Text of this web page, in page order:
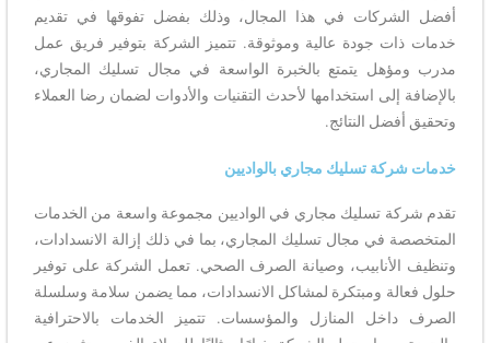
أفضل الشركات في هذا المجال، وذلك بفضل تفوقها في تقديم
خدمات ذات جودة عالية وموثوقة. تتميز الشركة بتوفير فريق عمل
مدرب ومؤهل يتمتع بالخبرة الواسعة في مجال تسليك المجاري،
بالإضافة إلى استخدامها لأحدث التقنيات والأدوات لضمان رضا العملاء
وتحقيق أفضل النتائج.
خدمات شركة تسليك مجاري بالواديين
تقدم شركة تسليك مجاري في الواديين مجموعة واسعة من الخدمات
المتخصصة في مجال تسليك المجاري، بما في ذلك إزالة الانسدادات،
وتنظيف الأنابيب، وصيانة الصرف الصحي. تعمل الشركة على توفير
حلول فعالة ومبتكرة لمشاكل الانسدادات، مما يضمن سلامة وسلسلة
الصرف داخل المنازل والمؤسسات. تتميز الخدمات بالاحترافية